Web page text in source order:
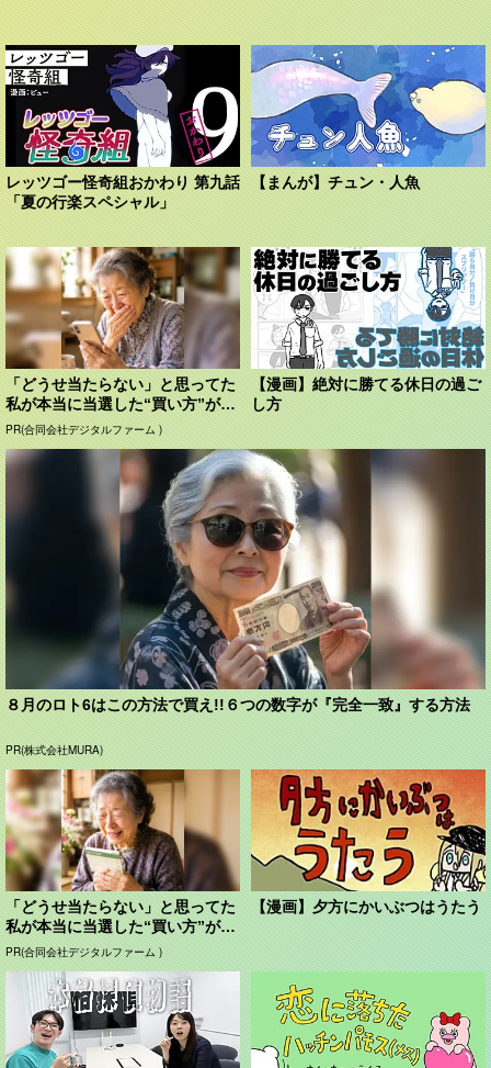
レッツゴー怪奇組おかわり 第九話
「夏の行楽スペシャル」
【まんが】チュン・人魚
「どうせ当たらない」と思ってた
私が本当に当選した“買い方”がこ
れ
PR(合同会社デジタルファーム )
【漫画】絶対に勝てる休日の過ご
し方
８月のロト6はこの方法で買え!!６つの数字が『完全一致』する方法
PR(株式会社MURA)
「どうせ当たらない」と思ってた
私が本当に当選した“買い方”がこ
れ
PR(合同会社デジタルファーム )
【漫画】夕方にかいぶつはうたう